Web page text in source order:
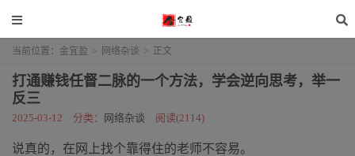
当前位置： 金宜盈 > 网络杂谈 > 正文
打通赚钱任督二脉的一个方法，学会逆向思考，举一
反三
2025-03-12 分类： 网络杂谈 阅读(2114)
说真的，在网上找个靠得住的老师不容易。